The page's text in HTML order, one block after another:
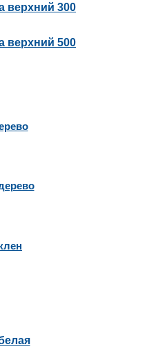
верхний 300
верхний 500